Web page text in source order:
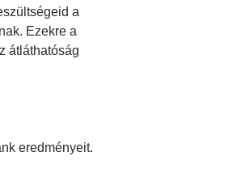
a
Ezekre a
átláthatóság
eredményeit.